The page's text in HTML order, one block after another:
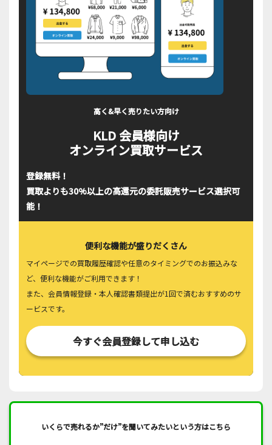
高く&早く売りたい方向け
KLD 会員様向け
オンライン買取サービス
登録無料！
買取よりも30%以上の高還元の委託販売サービス選択可
能！
便利な機能が盛りだくさん
マイページでの買取履歴確認や任意のタイミングでのお振込みな
ど、便利な機能がご利用できます！
また、会員情報登録・本人確認書類提出が1回で済むおすすめのサ
ービスです。
今すぐ会員登録して申し込む
いくらで売れるか”だけ”を聞いてみたいという方はこちら